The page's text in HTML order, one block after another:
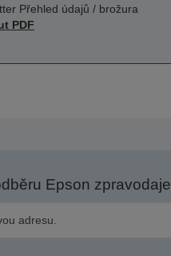
Přehled údajů / brožura
PDF
Epson zpravodaje